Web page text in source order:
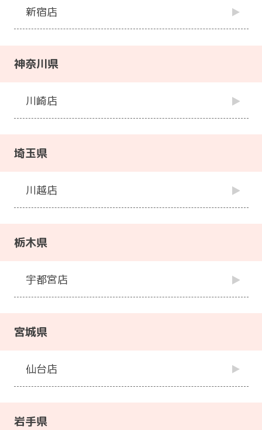
新宿店
神奈川県
川崎店
埼玉県
川越店
栃木県
宇都宮店
宮城県
仙台店
岩手県